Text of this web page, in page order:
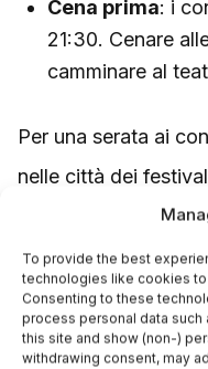
To provide the best
technologies like cookies
Consenting to these
process personal data such
this site and show (non-)
withdrawing consent, may
Cena prima: i
21:30. Cenare
camminare al
Per una serata ai
nelle città dei
and
arricchiscono il
durante il giorno.